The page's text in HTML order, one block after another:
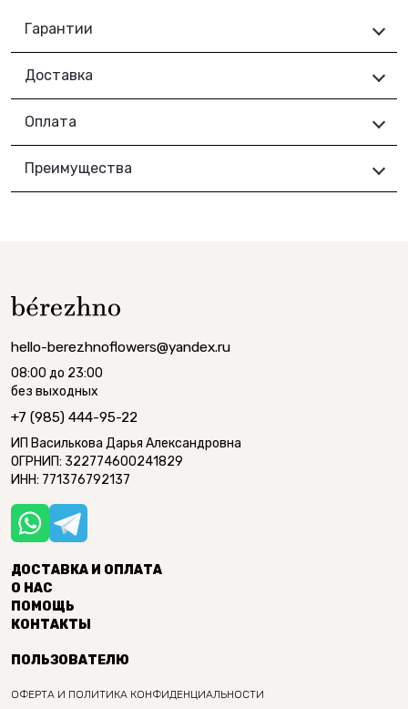
Гарантии
Доставка
Оплата
Преимущества
hello-berezhnoflowers@yandex.ru
08:00 до 23:00
без выходных
+7 (985) 444-95-22
ИП Василькова Дарья Александровна
ОГРНИП: 322774600241829
ИНН: 771376792137
ДОСТАВКА И ОПЛАТА
О НАС
ПОМОЩЬ
КОНТАКТЫ
ПОЛЬЗОВАТЕЛЮ
ОФЕРТА И ПОЛИТИКА КОНФИДЕНЦИАЛЬНОСТИ